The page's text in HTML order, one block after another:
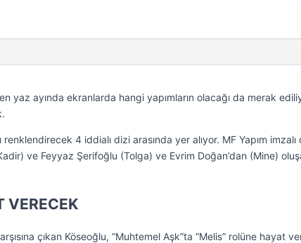
yaz ayında ekranlarda hangi yapımların olacağı da merak
4 iddialı dizi arasında yer alıyor. MF Yapım imzalı
ve Feyyaz Şerifoğlu (Tolga) ve Evrim Doğan’dan (Mine)
VERECEK
çıkan Köseoğlu, “Muhtemel Aşk”ta “Melis” rolüne hayat